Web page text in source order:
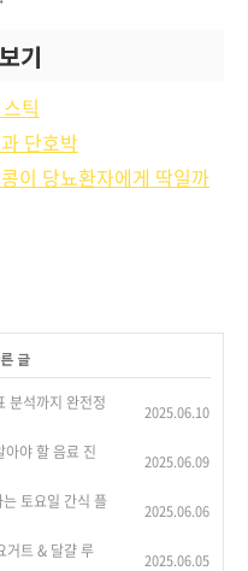
기
틱
단호박
이 당뇨환자에게 딱일까
글
분석까지 완전정
2025.06.10
야 할 음료 진
2025.06.09
토요일 간식 플
2025.06.06
거트 & 달걀 루
2025.06.05